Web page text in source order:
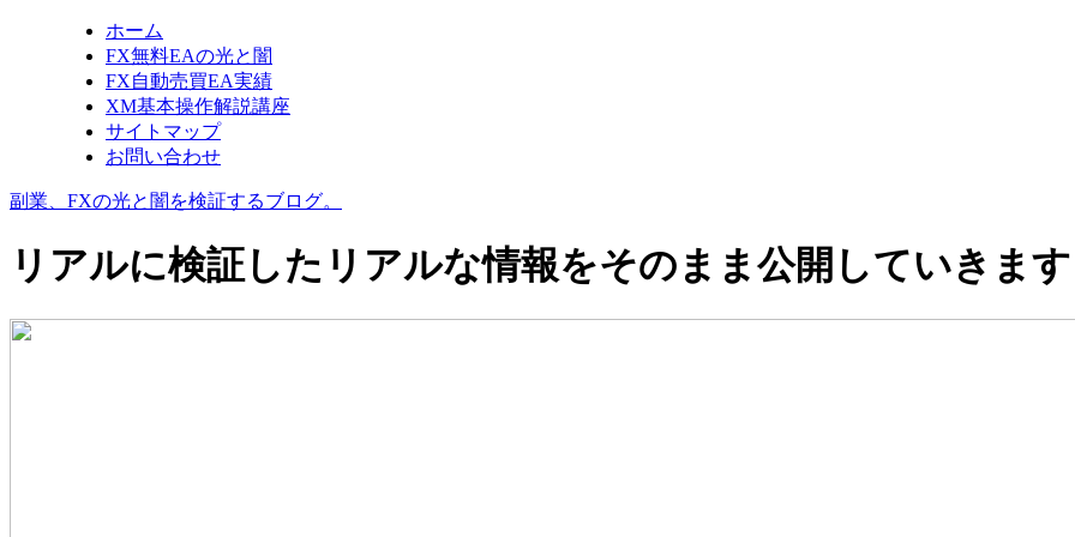
ホーム
FX無料EAの光と闇
FX自動売買EA実績
XM基本操作解説講座
サイトマップ
お問い合わせ
副業、FXの光と闇を検証するブログ。
リアルに検証したリアルな情報をそのまま公開していきま